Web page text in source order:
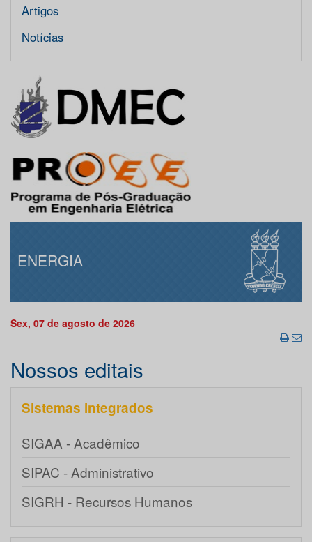
Artigos
Notícias
ENERGIA
Sex, 07 de agosto de 2026
Nossos editais
Sistemas integrados
SIGAA - Acadêmico
SIPAC - Administrativo
SIGRH - Recursos Humanos